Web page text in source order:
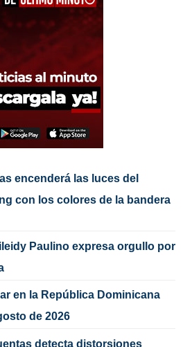
encenderá las luces del
con los colores de la bandera
Paulino expresa orgullo por
en la República Dominicana
de 2026
detecta distorsiones